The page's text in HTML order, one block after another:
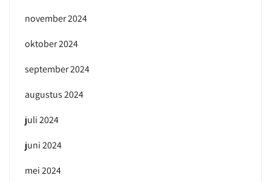
november 2024
oktober 2024
september 2024
augustus 2024
juli 2024
juni 2024
mei 2024